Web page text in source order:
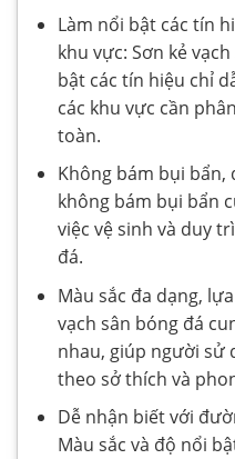
Làm nổi bật các tín
khu vực: Sơn kẻ
bật các tín hiệu chỉ
các khu vực cần
toàn.
Không bám bụi bẩn,
không bám bụi bẩn
việc vệ sinh và duy
đá.
Màu sắc đa dạng,
vạch sân bóng đá
nhau, giúp người sử
theo sở thích và
Dễ nhận biết với
Màu sắc và độ nổi